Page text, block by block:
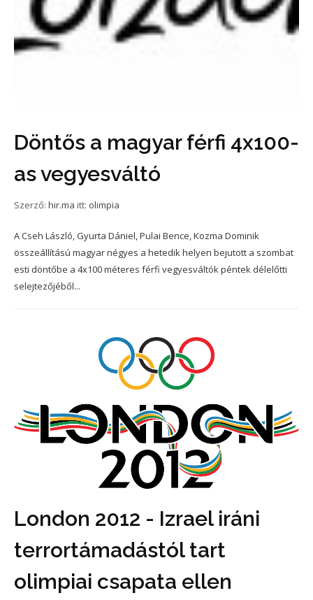
Döntős a magyar férfi 4x100-
as vegyesváltó
Szerző: hir.ma itt: olimpia
A Cseh László, Gyurta Dániel, Pulai Bence, Kozma Dominik
összeállítású magyar négyes a hetedik helyen bejutott a szombat
esti döntőbe a 4x100 méteres férfi vegyesváltók péntek délelőtti
selejtezőjéből...
London 2012 - Izrael iráni
terrortámadástól tart
olimpiai csapata ellen